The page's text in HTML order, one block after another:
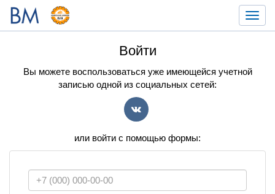
Войти
Вы можете воспользоваться уже имеющейся учетной
записью одной из социальных сетей:
или войти с помощью формы: